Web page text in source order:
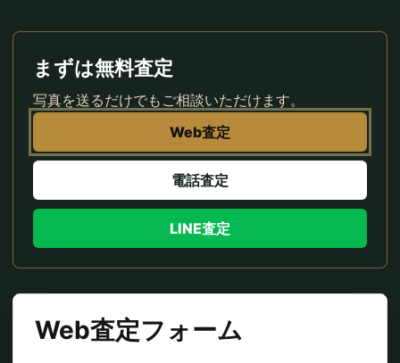
まずは無料査定
写真を送るだけでもご相談いただけます。
Web査定
電話査定
LINE査定
Web査定フォーム